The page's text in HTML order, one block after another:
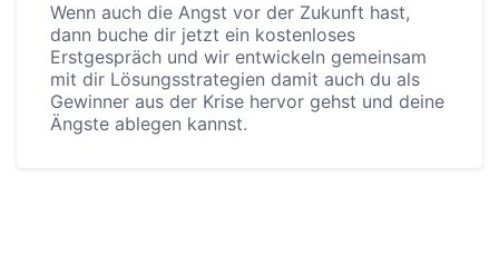
Wenn auch die Angst vor der Zukunft hast,
dann buche dir jetzt ein kostenloses
Erstgespräch und wir entwickeln gemeinsam
mit dir Lösungsstrategien damit auch du als
Gewinner aus der Krise hervor gehst und deine
Ängste ablegen kannst.